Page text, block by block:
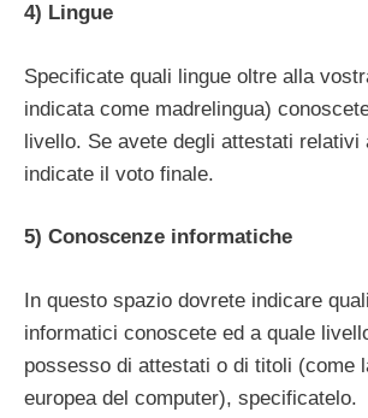
4) Lingue
Specificate quali lingue oltre alla
indicata come madrelingua)
livello. Se avete degli attestati relativi
indicate il voto finale.
5) Conoscenze informatiche
In questo spazio dovrete indicare
informatici conoscete ed a quale
possesso di attestati o di titoli (come
europea del computer), specificatelo.